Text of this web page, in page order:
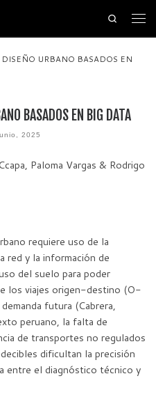
Search
URBANO BASADOS EN
BASADOS EN BIG DATA
2025
Paloma Vargas & Rodrigo
requiere uso de la
red y la información de
del suelo para poder
los viajes origen-destino (O-
futura (Cabrera,
peruano, la falta de
de transportes no regulados
dificultan la precisión
entre el diagnóstico técnico y